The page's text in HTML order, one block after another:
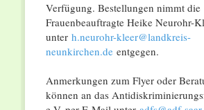
Verfügung. Bestellungen nimmt die
Frauenbeauftragte Heike Neurohr-
unter h.neurohr-kleer@landkreis-
neunkirchen.deentgegen.
Anmerkungen zum Flyer oder
können an das